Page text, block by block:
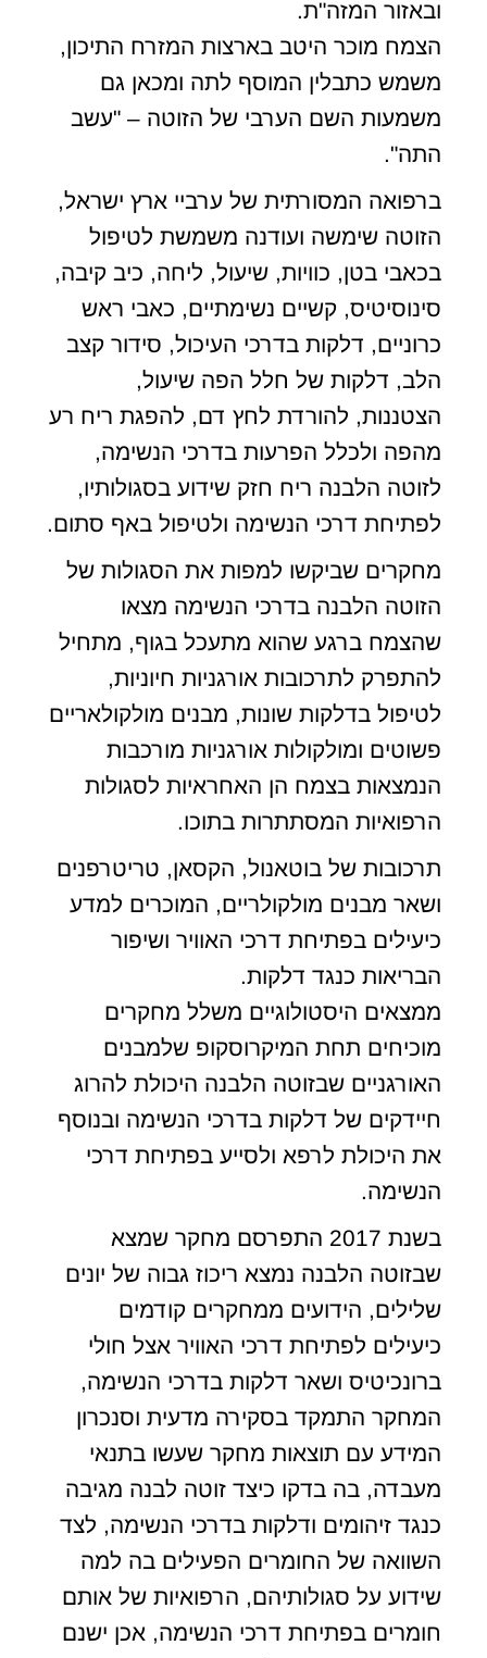
ובאזור המזה"ת.
הצמח מוכר היטב בארצות המזרח התיכון,
משמש כתבלין המוסף לתה ומכאן גם
משמעות השם הערבי של הזוטה – "עשב
התה".
ברפואה המסורתית של ערביי ארץ ישראל,
הזוטה שימשה ועודנה משמשת לטיפול
בכאבי בטן, כוויות, שיעול, ליחה, כיב קיבה,
סינוסיטיס, קשיים נשימתיים, כאבי ראש
כרוניים, דלקות בדרכי העיכול, סידור קצב
הלב, דלקות של חלל הפה שיעול,
הצטננות, להורדת לחץ דם, להפגת ריח רע
מהפה ולכלל הפרעות בדרכי הנשימה,
לזוטה הלבנה ריח חזק שידוע בסגולותיו,
לפתיחת דרכי הנשימה ולטיפול באף סתום.
מחקרים שביקשו למפות את הסגולות של
הזוטה הלבנה בדרכי הנשימה מצאו
שהצמח ברגע שהוא מתעכל בגוף, מתחיל
להתפרק לתרכובות אורגניות חיוניות,
לטיפול בדלקות שונות, מבנים מולקולאריים
פשוטים ומולקולות אורגניות מורכבות
הנמצאות בצמח הן האחראיות לסגולות
הרפואיות המסתתרות בתוכו.
תרכובות של בוטאנול, הקסאן, טריטרפנים
ושאר מבנים מולקולריים, המוכרים למדע
כיעילים בפתיחת דרכי האוויר ושיפור
הבריאות כנגד דלקות.
ממצאים היסטולוגיים משלל מחקרים
מוכיחים תחת המיקרוסקופ שלמבנים
האורגניים שבזוטה הלבנה היכולת להרוג
חיידקים של דלקות בדרכי הנשימה ובנוסף
את היכולת לרפא ולסייע בפתיחת דרכי
הנשימה.
בשנת 2017 התפרסם מחקר שמצא
שבזוטה הלבנה נמצא ריכוז גבוה של יונים
שלילים, הידועים ממחקרים קודמים
כיעילים לפתיחת דרכי האוויר אצל חולי
ברונכיטיס ושאר דלקות בדרכי הנשימה,
המחקר התמקד בסקירה מדעית וסנכרון
המידע עם תוצאות מחקר שעשו בתנאי
מעבדה, בה בדקו כיצד זוטה לבנה מגיבה
כנגד זיהומים ודלקות בדרכי הנשימה, לצד
השוואה של החומרים הפעילים בה למה
שידוע על סגולותיהם, הרפואיות של אותם
חומרים בפתיחת דרכי הנשימה, אכן ישנם